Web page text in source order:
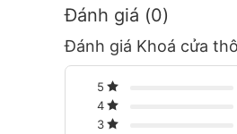
Đánh giá (0)
Đánh giá Khoá cửa
5
4
3